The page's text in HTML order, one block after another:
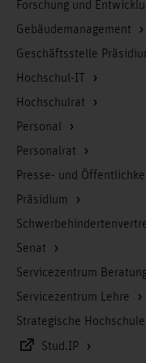
Link zur
im Online-Portal
Forschung und
Gebäudemanagement
Geschäftsstelle
Hochschul-IT
Hochschulrat
Personal
Personalrat
Presse- und
Präsidium
Senat
Servicezentrum
Servicezentrum Lehre
Strategische
Stud.IP